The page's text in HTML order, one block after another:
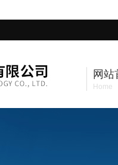
网站
Home